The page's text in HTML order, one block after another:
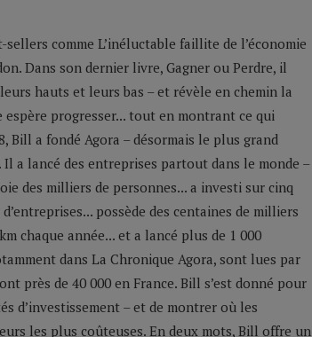
comme L’inéluctable faillite de l’économie
Dans son dernier livre, Gagner ou Perdre, il
hauts et leurs bas – et révèle en chemin la
progresser... tout en montrant ce qui
Bill a fondé Agora – désormais le plus grand
a lancé des entreprises partout dans le monde –
des milliers de personnes... a investi sur cinq
possède des centaines de milliers
chaque année... et a lancé plus de 1 000
dans La Chronique Agora, sont lues par
près de 40 000 en France. Bill s’est donné pour
d’investissement – et de montrer où les
les plus coûteuses. En deux mots, Bill offre un